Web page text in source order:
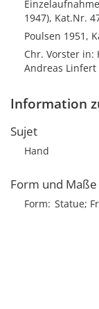
1947), Kat.Nr.
Poulsen 1951,
Chr. Vorster
Andreas Linfert
Information
Sujet
Hand
Form und Maße
Form Statue;